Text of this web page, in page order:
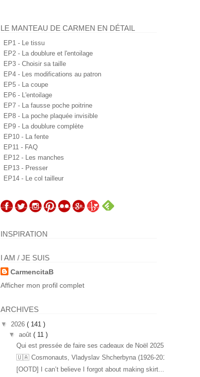
LE MANTEAU DE CARMEN EN DÉTAIL
EP1 - Le tissu
EP2 - La doublure et l'entoilage
EP3 - Choisir sa taille
EP4 - Les modifications au patron
EP5 - La coupe
EP6 - L'entoilage
EP7 - La fausse poche poitrine
EP8 - La poche plaquée invisible
EP9 - La doublure complète
EP10 - La fente
EP11 - FAQ
EP12 - Les manches
EP13 - Presser
EP14 - Le col tailleur
INSPIRATION
I AM / JE SUIS
CarmencitaB
Afficher mon profil complet
ARCHIVES
▼ 2026 ( 141 )
▼ août ( 11 )
Qui est pressée de faire ses cadeaux de Noël 2025 ...
🇺🇦 Cosmonauts, Vladyslav Shcherbyna (1926-2017) ...
[OOTD] I can’t believe I forgot about making skirt...